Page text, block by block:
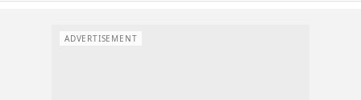
ADVERTISEMENT